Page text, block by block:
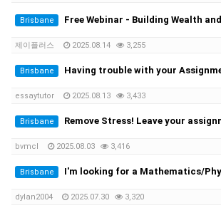
Brisbane Free Webinar - Building Wealth and Managing Assets in AustraliaWednesday,
제이플러스 2025.08.14 3,255
Brisbane Having trouble with your Assignment/Exam? We provide you
essaytutor 2025.08.13 3,433
Brisbane Remove Stress! Leave your assignment to
bvmcl 2025.08.03 3,416
Brisbane I'm looking for a Mathematics/Physics Tutor for my University
dylan2004 2025.07.30 3,320